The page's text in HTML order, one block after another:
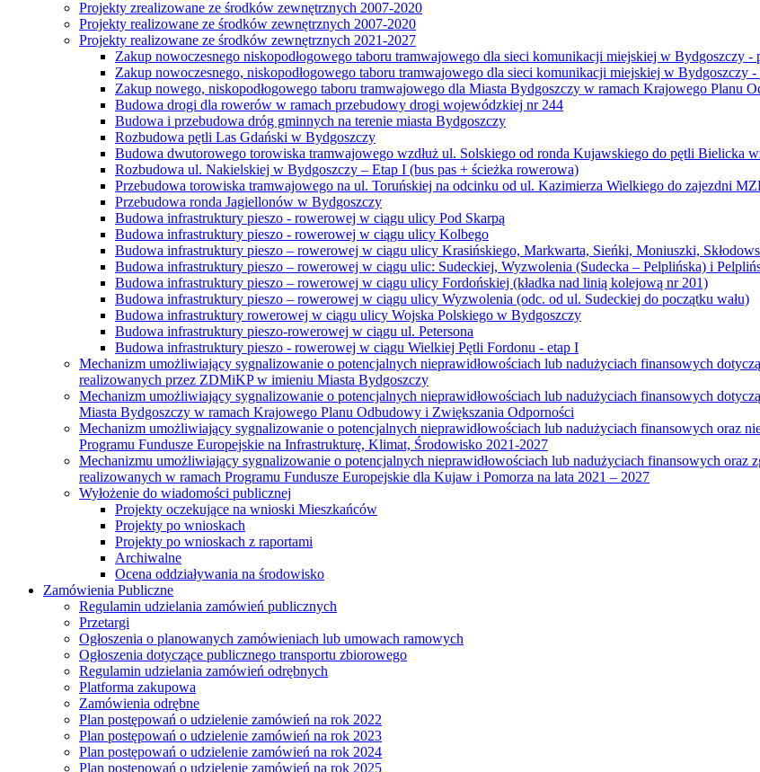
Projekty zrealizowane ze środków zewnętrznych 2007-2020
Projekty realizowane ze środków zewnętrznych 2007-2020
Projekty realizowane ze środków zewnętrznych 2021-2027
Zakup nowoczesnego niskopodłogowego taboru tramwajowego dla sieci komunikacji miejskiej w Bydgoszczy -
Zakup nowoczesnego, niskopodłogowego taboru tramwajowego dla sieci komunikacji miejskiej w Bydgoszczy -
Zakup nowego, niskopodłogowego taboru tramwajowego dla Miasta Bydgoszczy w ramach Krajowego Planu
Budowa drogi dla rowerów w ramach przebudowy drogi wojewódzkiej nr 244
Budowa i przebudowa dróg gminnych na terenie miasta Bydgoszczy
Rozbudowa pętli Las Gdański w Bydgoszczy
Budowa dwutorowego torowiska tramwajowego wzdłuż ul. Solskiego od ronda Kujawskiego do pętli Bielicka
Rozbudowa ul. Nakielskiej w Bydgoszczy – Etap I (bus pas + ścieżka rowerowa)
Przebudowa torowiska tramwajowego na ul. Toruńskiej na odcinku od ul. Kazimierza Wielkiego do zajezdni
Przebudowa ronda Jagiellonów w Bydgoszczy
Budowa infrastruktury pieszo - rowerowej w ciągu ulicy Pod Skarpą
Budowa infrastruktury pieszo - rowerowej w ciągu ulicy Kolbego
Budowa infrastruktury pieszo – rowerowej w ciągu ulicy Krasińskiego, Markwarta, Sieńki, Moniuszki,
Budowa infrastruktury pieszo – rowerowej w ciągu ulic: Sudeckiej, Wyzwolenia (Sudecka – Pelplińska) i
Budowa infrastruktury pieszo – rowerowej w ciągu ulicy Fordońskiej (kładka nad linią kolejową nr 201)
Budowa infrastruktury pieszo – rowerowej w ciągu ulicy Wyzwolenia (odc. od ul. Sudeckiej do początku wału)
Budowa infrastruktury rowerowej w ciągu ulicy Wojska Polskiego w Bydgoszczy
Budowa infrastruktury pieszo-rowerowej w ciągu ul. Petersona
Budowa infrastruktury pieszo - rowerowej w ciągu Wielkiej Pętli Fordonu - etap I
Mechanizm umożliwiający sygnalizowanie o potencjalnych nieprawidłowościach lub nadużyciach finansowych
realizowanych przez ZDMiKP w imieniu Miasta Bydgoszczy
Mechanizm umożliwiający sygnalizowanie o potencjalnych nieprawidłowościach lub nadużyciach finansowych
Miasta Bydgoszczy w ramach Krajowego Planu Odbudowy i Zwiększania Odporności
Mechanizm umożliwiający sygnalizowanie o potencjalnych nieprawidłowościach lub nadużyciach finansowych oraz
Programu Fundusze Europejskie na Infrastrukturę, Klimat, Środowisko 2021-2027
Mechanizmu umożliwiający sygnalizowanie o potencjalnych nieprawidłowościach lub nadużyciach finansowych oraz
realizowanych w ramach Programu Fundusze Europejskie dla Kujaw i Pomorza na lata 2021 – 2027
Wyłożenie do wiadomości publicznej
Projekty oczekujące na wnioski Mieszkańców
Projekty po wnioskach
Projekty po wnioskach z raportami
Archiwalne
Ocena oddziaływania na środowisko
Zamówienia Publiczne
Regulamin udzielania zamówień publicznych
Przetargi
Ogłoszenia o planowanych zamówieniach lub umowach ramowych
Ogłoszenia dotyczące publicznego transportu zbiorowego
Regulamin udzielania zamówień odrębnych
Platforma zakupowa
Zamówienia odrębne
Plan postępowań o udzielenie zamówień na rok 2022
Plan postępowań o udzielenie zamówień na rok 2023
Plan postępowań o udzielenie zamówień na rok 2024
Plan postępowań o udzielenie zamówień na rok 2025